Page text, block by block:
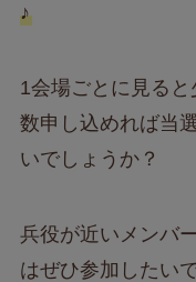
♪
1会場ごとに見る
数申し込めれば当
いでしょうか？
兵役が近いメンバ
はぜひ参加したい